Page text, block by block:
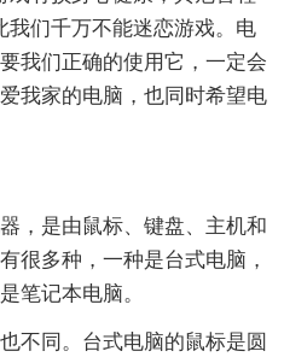
我们千万不能迷恋游戏。电
我们正确的使用它，一定会
我家的电脑，也同时希望电
是由鼠标、键盘、主机和
很多种，一种是台式电脑，
笔记本电脑。
同。台式电脑的鼠标是圆